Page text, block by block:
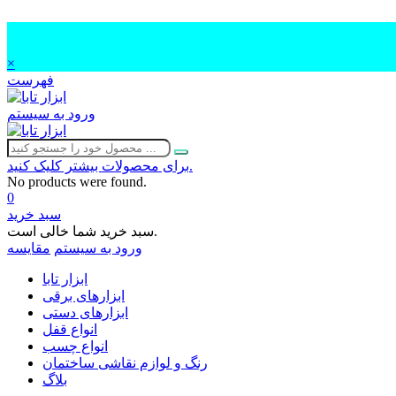
×
فهرست
ورود به سیستم
برای محصولات بیشتر کلیک کنید.
No products were found.
0
سبد خرید
سبد خرید شما خالی است.
ورود به سیستم مقایسه
ابزار تابا
ابزارهای برقی
ابزارهای دستی
انواع قفل
انواع چسب
رنگ و لوازم نقاشی ساختمان
بلاگ